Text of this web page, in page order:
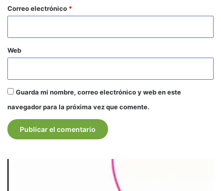
*
Correo electrónico *
Web
Guarda mi nombre, correo electrónico y web en este
navegador para la próxima vez que comente.